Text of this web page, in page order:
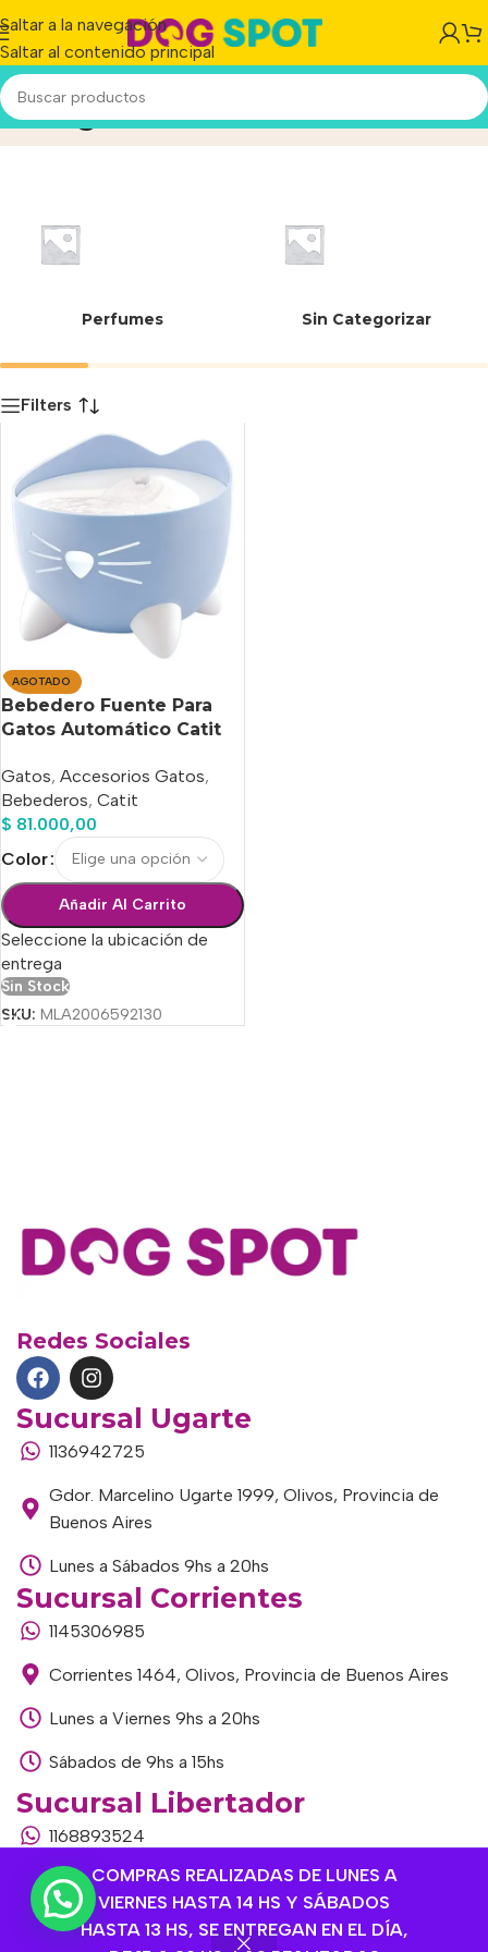
COMPRAS REALIZADAS DE LUNES A
VIERNES HASTA 14 HS Y SÁBADOS
HASTA 13 HS, SE ENTREGAN EN EL DÍA,
Saltar a la navegación
Saltar al contenido principal
700 gInicio/Producto
Perfumes Sin Categorizar
Filters
AGOTADO
Bebedero Fuente Para
Gatos Automático Catit
Gatos, Accesorios Gatos,
Bebederos, Catit
$ 81.000,00
Color
Añadir Al Carrito
Seleccione la ubicación de
entrega
Sin Stock
SKU: MLA2006592130
Redes Sociales
Sucursal Ugarte
1136942725
Gdor. Marcelino Ugarte 1999, Olivos, Provincia de
Buenos Aires
Lunes a Sábados 9hs a 20hs
Sucursal Corrientes
1145306985
Corrientes 1464, Olivos, Provincia de Buenos Aires
Lunes a Viernes 9hs a 20hs
Sábados de 9hs a 15hs
Sucursal Libertador
1168893524
Av. del Libertador 1915, Vte. López, Provincia de
Buenos Aires